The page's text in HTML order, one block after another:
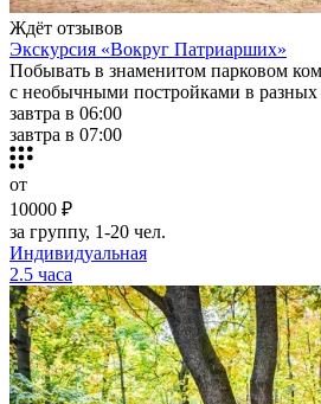
Ждёт отзывов
Экскурсия «Вокруг Патриарших»
Побывать в знаменитом парковом
с необычными постройками в разных
завтра в 06:00
завтра в 07:00
от
10000 ₽
за группу, 1-20 чел.
Индивидуальная
2.5 часа